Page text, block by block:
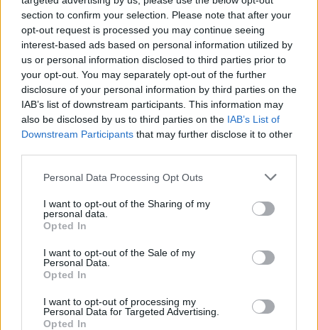
section to confirm your selection. Please note that after your
opt-out request is processed you may continue seeing
interest-based ads based on personal information utilized by
us or personal information disclosed to third parties prior to
your opt-out. You may separately opt-out of the further
disclosure of your personal information by third parties on the
IAB’s list of downstream participants. This information may
also be disclosed by us to third parties on the IAB’s List of
Downstream Participants that may further disclose it to other
Personal Data Processing Opt Outs
I want to opt-out of the Sharing of my
personal data.
Opted In
I want to opt-out of the Sale of my
Personal Data.
Opted In
I want to opt-out of processing my
Personal Data for Targeted Advertising.
Opted In
Bons Vivants
Versace: Ο Dario Vitale λανσάρει συλλογή
οπτικών με έμπνευση το πάθος του Πηλέα για τη
Θέτιδα